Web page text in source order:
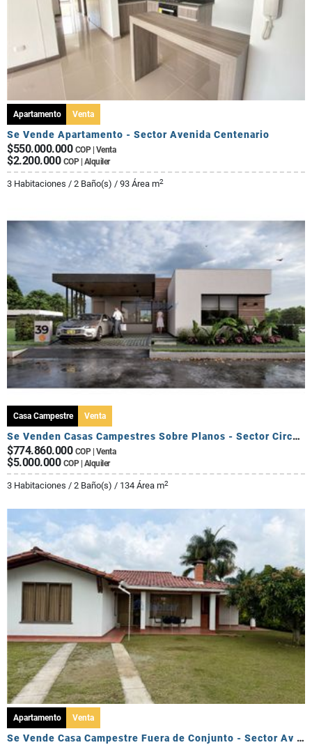
Apartamento Venta
Se Vende Apartamento - Sector Avenida Centenario
$550.000.000 COP | Venta
$2.200.000 COP | Alquiler
3 Habitaciones / 2 Baño(s) / 93 Área m2
Casa Campestre Venta
Se Venden Casas Campestres Sobre Planos - Sector Circasia
$774.860.000 COP | Venta
$5.000.000 COP | Alquiler
3 Habitaciones / 2 Baño(s) / 134 Área m2
Apartamento Venta
Se Vende Casa Campestre Fuera de Conjunto - Sector Av Centenario